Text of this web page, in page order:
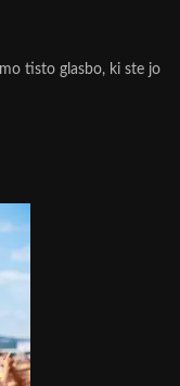
tisto glasbo, ki ste jo